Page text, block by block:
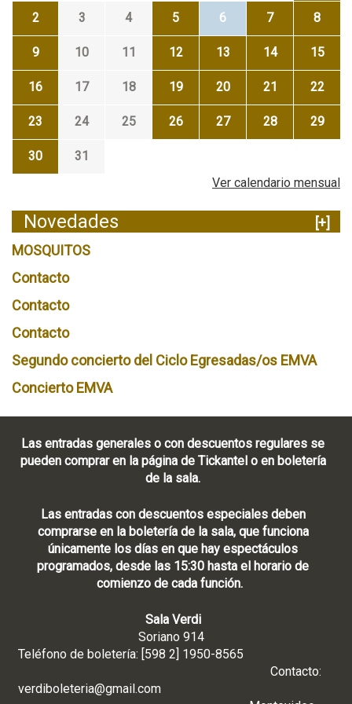
2 3 4 5 6 7 8
9 10 11 12 13 14 15
16 17 18 19 20 21 22
23 24 25 26 27 28 29
30
31
Ver calendario mensual
Novedades
[+]
MOSQUITOS
Contacto
Contacto
Contacto
Segundo concierto del Ciclo Egresadas/os EMVA
Concierto EMVA
Las entradas generales o con descuentos regulares se
pueden comprar en la página de Tickantel o en boletería
de la sala.
Las entradas con descuentos especiales deben
comprarse en la boletería de la sala, que funciona
únicamente los días en que hay espectáculos
programados, desde las 15:30 hasta el horario de
comienzo de cada función.
Sala Verdi
Soriano 914
Teléfono de boletería: [598 2] 1950-8565
Contacto:
verdiboleteria@gmail.com